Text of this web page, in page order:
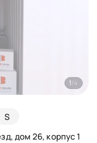
S
дом 26, корпус 1
1/4